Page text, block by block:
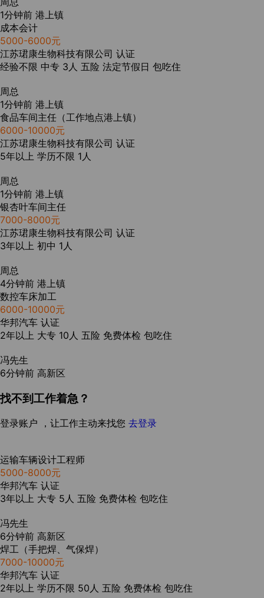
1分钟前 港上镇
成本会计
5000-6000元
江苏珺康生物科技有限公司 认证
经验不限 中专 3人 五险 法定节假日 包吃住
周总
1分钟前 港上镇
食品车间主任（工作地点港上镇）
6000-10000元
江苏珺康生物科技有限公司 认证
5年以上 学历不限 1人
周总
1分钟前 港上镇
银杏叶车间主任
7000-8000元
江苏珺康生物科技有限公司 认证
3年以上 初中 1人
周总
4分钟前 港上镇
数控车床加工
6000-10000元
华邦汽车 认证
2年以上 大专 10人 五险 免费体检 包吃住
冯先生
6分钟前 高新区
找不到工作着急？
登录账户 ，让工作主动来找您 去登录
运输车辆设计工程师
5000-8000元
华邦汽车 认证
3年以上 大专 5人 五险 免费体检 包吃住
冯先生
6分钟前 高新区
焊工（手把焊、气保焊）
7000-10000元
华邦汽车 认证
2年以上 学历不限 50人 五险 免费体检 包吃住